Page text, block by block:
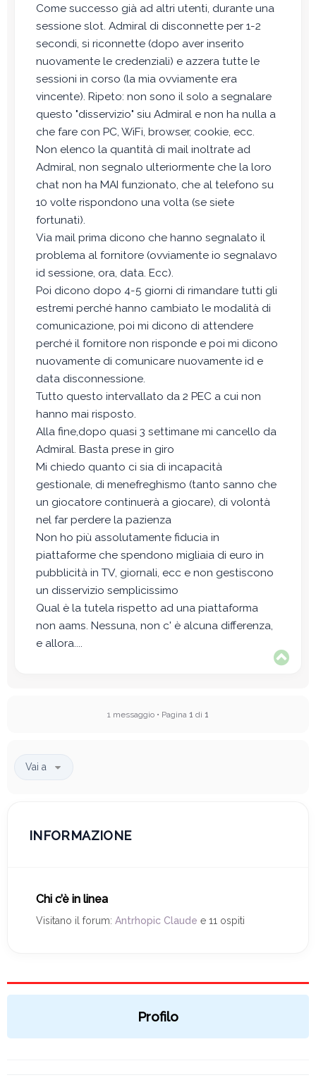
Come successo già ad altri utenti, durante una
sessione slot. Admiral di disconnette per 1-2
secondi, si riconnette (dopo aver inserito
nuovamente le credenziali) e azzera tutte le
sessioni in corso (la mia ovviamente era
vincente). Ripeto: non sono il solo a segnalare
questo "disservizio" siu Admiral e non ha nulla a
che fare con PC, WiFi, browser, cookie, ecc.
Non elenco la quantità di mail inoltrate ad
Admiral, non segnalo ulteriormente che la loro
chat non ha MAI funzionato, che al telefono su
10 volte rispondono una volta (se siete
fortunati).
Via mail prima dicono che hanno segnalato il
problema al fornitore (ovviamente io segnalavo
id sessione, ora, data. Ecc).
Poi dicono dopo 4-5 giorni di rimandare tutti gli
estremi perché hanno cambiato le modalità di
comunicazione, poi mi dicono di attendere
perché il fornitore non risponde e poi mi dicono
nuovamente di comunicare nuovamente id e
data disconnessione.
Tutto questo intervallato da 2 PEC a cui non
hanno mai risposto.
Alla fine,dopo quasi 3 settimane mi cancello da
Admiral. Basta prese in giro
Mi chiedo quanto ci sia di incapacità
gestionale, di menefreghismo (tanto sanno che
un giocatore continuerà a giocare), di volontà
nel far perdere la pazienza
Non ho più assolutamente fiducia in
piattaforme che spendono migliaia di euro in
pubblicità in TV, giornali, ecc e non gestiscono
un disservizio semplicissimo
Qual è la tutela rispetto ad una piattaforma
non aams. Nessuna, non c' è alcuna differenza,
e allora....
1 messaggio • Pagina 1 di 1
Vai a
INFORMAZIONE
Chi c’è in linea
Visitano il forum: Antrhopic Claude e 11 ospiti
Profilo